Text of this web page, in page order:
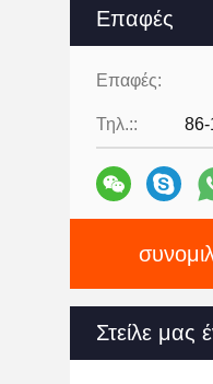
Επαφές
Επαφές:
Τηλ.::
Στείλε μας